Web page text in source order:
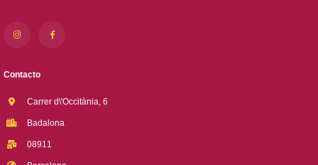
Contacto
Carrer d\'Occitània, 6
Badalona
08911